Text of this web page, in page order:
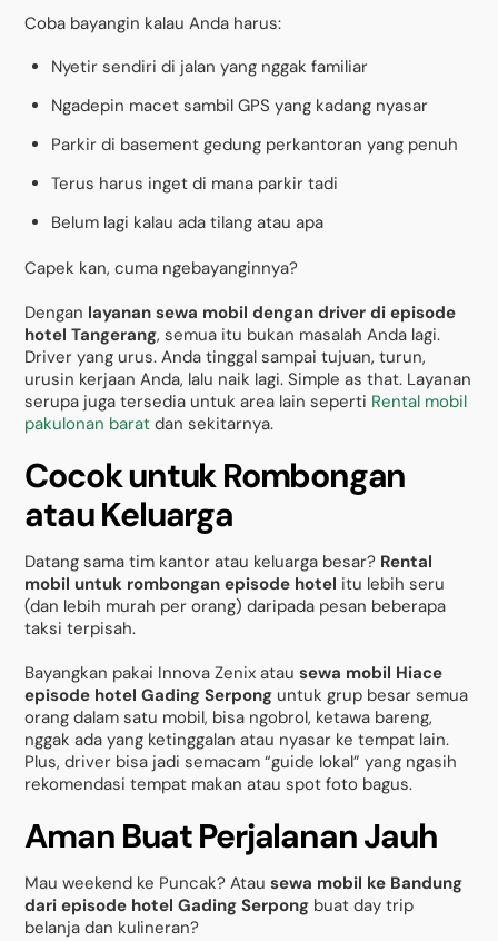
Coba bayangin kalau Anda harus:
Nyetir sendiri di jalan yang nggak familiar
Ngadepin macet sambil GPS yang kadang nyasar
Parkir di basement gedung perkantoran yang penuh
Terus harus inget di mana parkir tadi
Belum lagi kalau ada tilang atau apa
Capek kan, cuma ngebayanginnya?
Dengan layanan sewa mobil dengan driver di episode
hotel Tangerang, semua itu bukan masalah Anda lagi.
Driver yang urus. Anda tinggal sampai tujuan, turun,
urusin kerjaan Anda, lalu naik lagi. Simple as that. Layanan
serupa juga tersedia untuk area lain seperti Rental mobil
pakulonan barat dan sekitarnya.
Cocok untuk Rombongan
atau Keluarga
Datang sama tim kantor atau keluarga besar? Rental
mobil untuk rombongan episode hotel itu lebih seru
(dan lebih murah per orang) daripada pesan beberapa
taksi terpisah.
Bayangkan pakai Innova Zenix atausewa mobil Hiace
episode hotel Gading Serpong untuk grup besar semua
orang dalam satu mobil, bisa ngobrol, ketawa bareng,
nggak ada yang ketinggalan atau nyasar ke tempat lain.
Plus, driver bisa jadi semacam “guide lokal” yang ngasih
rekomendasi tempat makan atau spot foto bagus.
Aman Buat Perjalanan Jauh
Mau weekend ke Puncak? Atausewa mobil ke Bandung
dari episode hotel Gading Serpong buat day trip
belanja dan kulineran?